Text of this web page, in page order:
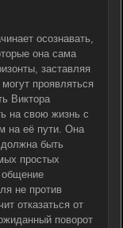
осознавать,
она сама
заставляя
проявляться
Виктора
на свою жизнь с
на её пути. Она
быть
простых
общение
не против
отказаться от
поворот